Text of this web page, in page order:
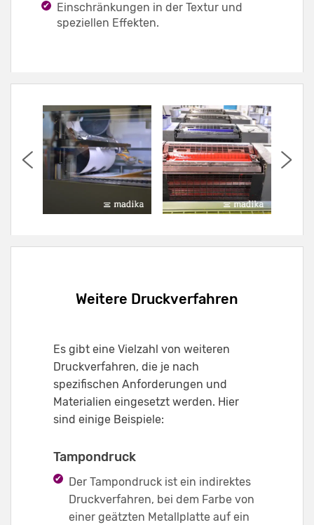
Einschränkungen in der Textur und
speziellen Effekten.
Weitere Druckverfahren
Es gibt eine Vielzahl von weiteren
Druckverfahren, die je nach
spezifischen Anforderungen und
Materialien eingesetzt werden. Hier
sind einige Beispiele:
Tampondruck
Der Tampondruck ist ein indirektes
Druckverfahren, bei dem Farbe von
einer geätzten Metallplatte auf ein